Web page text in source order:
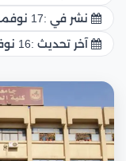
نشر في :17 نوفمبر 2024
آخر تحديث :16 نوفمبر 2024